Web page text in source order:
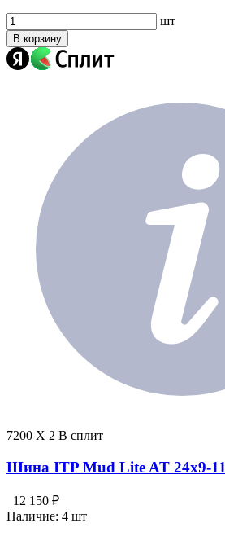
шт
В корзину
7200 X 2 В сплит
Шина ITP Mud Lite AT 24x9-11
12 150 ₽
Наличие: 4 шт